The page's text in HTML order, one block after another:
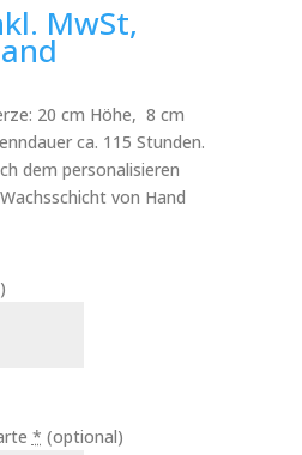
MwSt,
20 cm Höhe, 8 cm
ca. 115 Stunden.
dem personalisieren
von Hand
* (optional)